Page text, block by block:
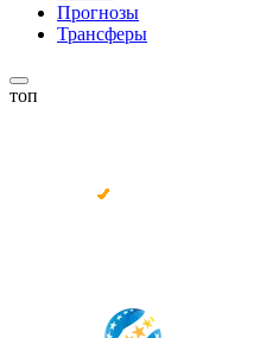
Прогнозы
Трансферы
топ